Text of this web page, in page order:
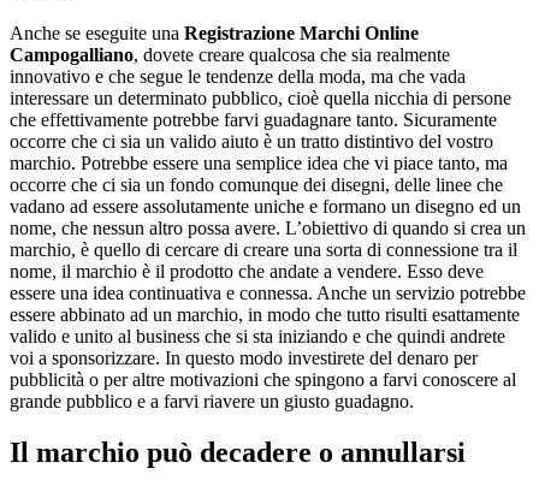
Anche se eseguite una Registrazione Marchi Online
Campogalliano, dovete creare qualcosa che sia realmente
innovativo e che segue le tendenze della moda, ma che vada
interessare un determinato pubblico, cioè quella nicchia di persone
che effettivamente potrebbe farvi guadagnare tanto. Sicuramente
occorre che ci sia un valido aiuto è un tratto distintivo del vostro
marchio. Potrebbe essere una semplice idea che vi piace tanto, ma
occorre che ci sia un fondo comunque dei disegni, delle linee che
vadano ad essere assolutamente uniche e formano un disegno ed un
nome, che nessun altro possa avere. L’obiettivo di quando si crea un
marchio, è quello di cercare di creare una sorta di connessione tra il
nome, il marchio è il prodotto che andate a vendere. Esso deve
essere una idea continuativa e connessa. Anche un servizio potrebbe
essere abbinato ad un marchio, in modo che tutto risulti esattamente
valido e unito al business che si sta iniziando e che quindi andrete
voi a sponsorizzare. In questo modo investirete del denaro per
pubblicità o per altre motivazioni che spingono a farvi conoscere al
grande pubblico e a farvi riavere un giusto guadagno.
Il marchio può decadere o annullarsi